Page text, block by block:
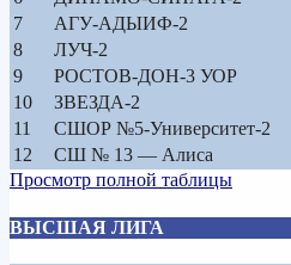
7
АГУ-АДЫИФ-2
8
ЛУЧ-2
9
РОСТОВ-ДОН-3 УОР
10
ЗВЕЗДА-2
11
СШОР №5-Университет-2
12
СШ № 13 — Алиса
Просмотр полной таблицы
ВЫСШАЯ ЛИГА